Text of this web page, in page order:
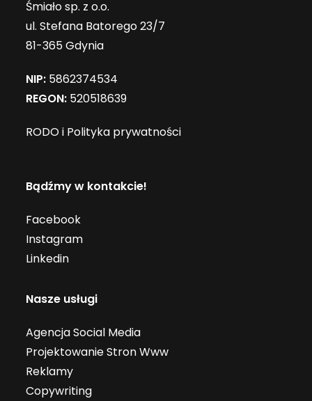
Śmiało sp. z o.o.
ul. Stefana Batorego 23/7
81-365 Gdynia
NIP: 5862374534
REGON: 520518639
RODO i Polityka prywatności
Bądźmy w kontakcie!
Facebook
Instagram
Linkedin
Nasze usługi
Agencja Social Media
Projektowanie Stron Www
Reklamy
Copywriting